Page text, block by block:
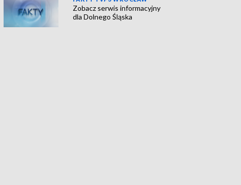
Zobacz serwis informacyjny
dla Dolnego Śląska